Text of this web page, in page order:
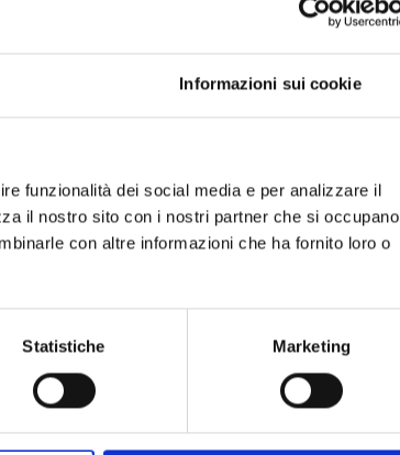
Informazioni sui cookie
funzionalità dei social media e per analizzare il
il nostro sito con i nostri partner che si occupano
con altre informazioni che ha fornito loro o
Statistiche Marketing